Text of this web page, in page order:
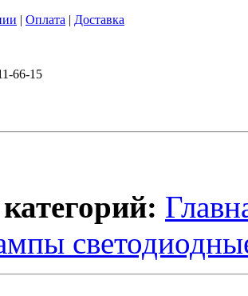
| Оплата | Доставка
66-15